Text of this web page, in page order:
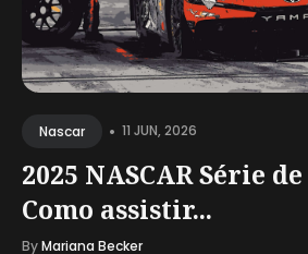
Nascar • 11 JUN, 2026
2025 NASCAR Série
Como assistir...
ByMariana Becker